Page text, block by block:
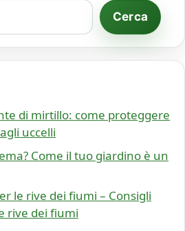
Cerca
di mirtillo: come proteggere
uccelli
Come il tuo giardino è un
le rive dei fiumi – Consigli
rive dei fiumi